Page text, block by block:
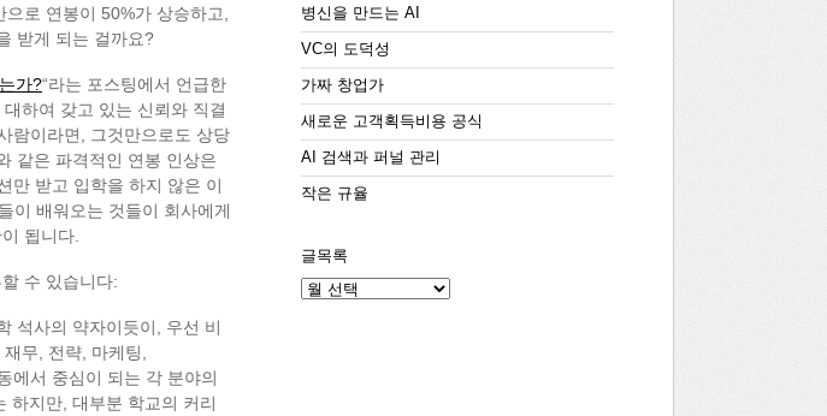
로 연봉이 50%가 상승하고,
받게 되는 걸까요?
가?“라는 포스팅에서 언급한
하여 갖고 있는 신뢰와 직결
람이라면, 그것만으로도 상당
같은 파격적인 연봉 인상은
만 받고 입학을 하지 않은 이
이 배워오는 것들이 회사에게
됩니다.
수 있습니다:
석사의 약자이듯이, 우선 비
무, 전략, 마케팅,
에서 중심이 되는 각 분야의
하지만, 대부분 학교의 커리
병신을 만드는 AI
VC의 도덕성
가짜 창업가
새로운 고객획득비용 공식
AI 검색과 퍼널 관리
작은 규율
글목록
글